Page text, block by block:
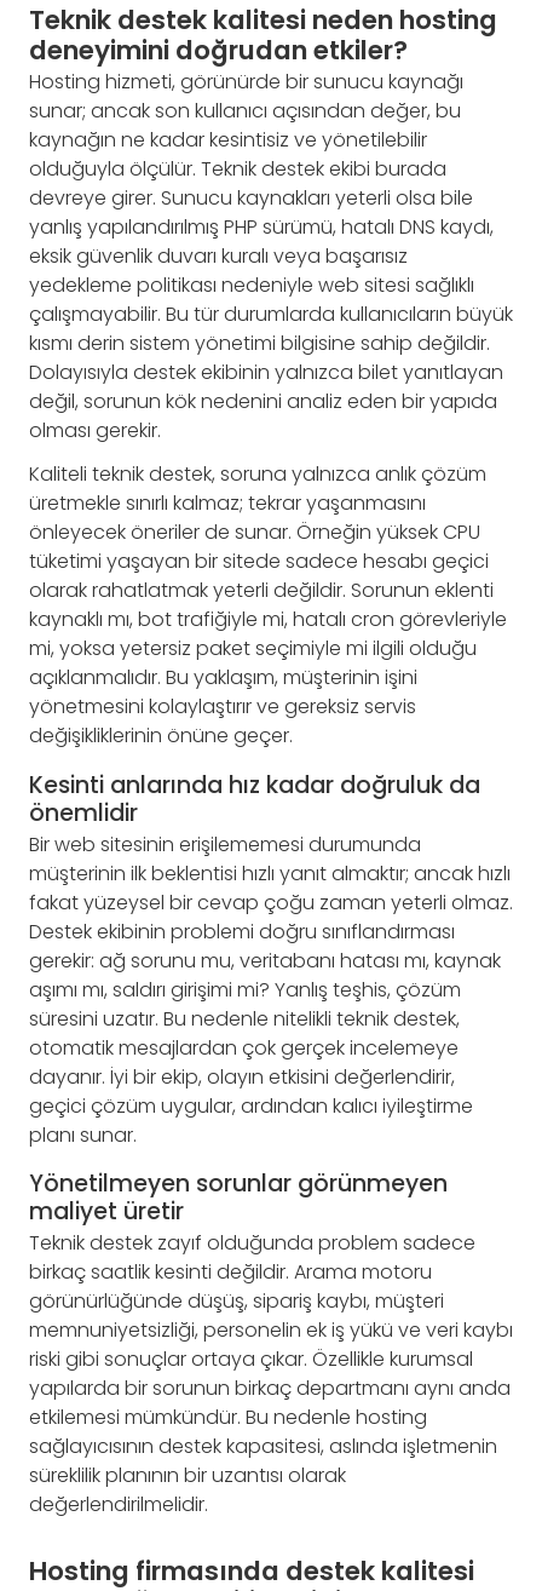
Teknik destek kalitesi neden hosting
deneyimini doğrudan etkiler?
Hosting hizmeti, görünürde bir sunucu kaynağı
sunar; ancak son kullanıcı açısından değer, bu
kaynağın ne kadar kesintisiz ve yönetilebilir
olduğuyla ölçülür. Teknik destek ekibi burada
devreye girer. Sunucu kaynakları yeterli olsa bile
yanlış yapılandırılmış PHP sürümü, hatalı DNS kaydı,
eksik güvenlik duvarı kuralı veya başarısız
yedekleme politikası nedeniyle web sitesi sağlıklı
çalışmayabilir. Bu tür durumlarda kullanıcıların büyük
kısmı derin sistem yönetimi bilgisine sahip değildir.
Dolayısıyla destek ekibinin yalnızca bilet yanıtlayan
değil, sorunun kök nedenini analiz eden bir yapıda
olması gerekir.
Kaliteli teknik destek, soruna yalnızca anlık çözüm
üretmekle sınırlı kalmaz; tekrar yaşanmasını
önleyecek öneriler de sunar. Örneğin yüksek CPU
tüketimi yaşayan bir sitede sadece hesabı geçici
olarak rahatlatmak yeterli değildir. Sorunun eklenti
kaynaklı mı, bot trafiğiyle mi, hatalı cron görevleriyle
mi, yoksa yetersiz paket seçimiyle mi ilgili olduğu
açıklanmalıdır. Bu yaklaşım, müşterinin işini
yönetmesini kolaylaştırır ve gereksiz servis
değişikliklerinin önüne geçer.
Kesinti anlarında hız kadar doğruluk da
önemlidir
Bir web sitesinin erişilememesi durumunda
müşterinin ilk beklentisi hızlı yanıt almaktır; ancak hızlı
fakat yüzeysel bir cevap çoğu zaman yeterli olmaz.
Destek ekibinin problemi doğru sınıflandırması
gerekir: ağ sorunu mu, veritabanı hatası mı, kaynak
aşımı mı, saldırı girişimi mi? Yanlış teşhis, çözüm
süresini uzatır. Bu nedenle nitelikli teknik destek,
otomatik mesajlardan çok gerçek incelemeye
dayanır. İyi bir ekip, olayın etkisini değerlendirir,
geçici çözüm uygular, ardından kalıcı iyileştirme
planı sunar.
Yönetilmeyen sorunlar görünmeyen
maliyet üretir
Teknik destek zayıf olduğunda problem sadece
birkaç saatlik kesinti değildir. Arama motoru
görünürlüğünde düşüş, sipariş kaybı, müşteri
memnuniyetsizliği, personelin ek iş yükü ve veri kaybı
riski gibi sonuçlar ortaya çıkar. Özellikle kurumsal
yapılarda bir sorunun birkaç departmanı aynı anda
etkilemesi mümkündür. Bu nedenle hosting
sağlayıcısının destek kapasitesi, aslında işletmenin
süreklilik planının bir uzantısı olarak
değerlendirilmelidir.
Hosting firmasında destek kalitesi